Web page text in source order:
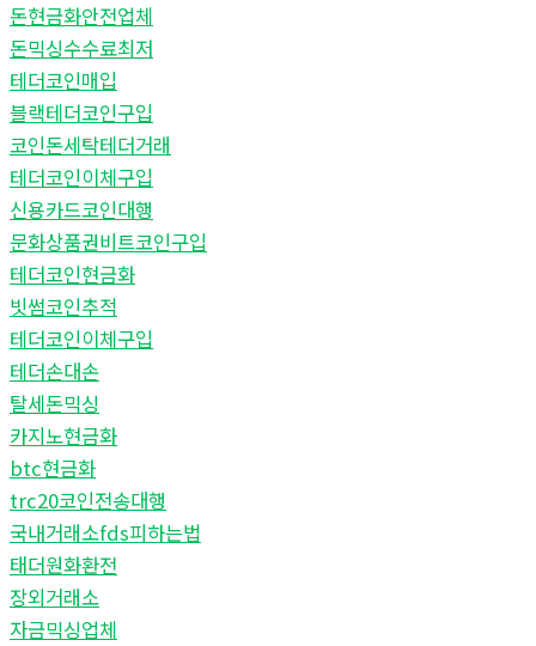
돈현금화안전업체
돈믹싱수수료최저
테더코인매입
블랙테더코인구입
코인돈세탁테더거래
테더코인이체구입
신용카드코인대행
문화상품권비트코인구입
테더코인현금화
빗썸코인추적
테더코인이체구입
테더손대손
탈세돈믹싱
카지노현금화
btc현금화
trc20코인전송대행
국내거래소fds피하는법
태더원화환전
장외거래소
자금믹싱업체